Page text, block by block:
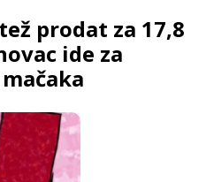
prodat za 17,8
ide za